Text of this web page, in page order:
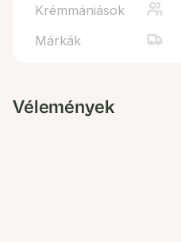
Krémmániások
Márkák
Vélemények